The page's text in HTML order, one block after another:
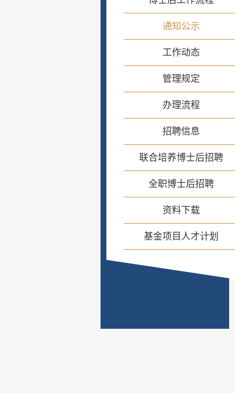
通知公示
工作动态
管理规定
办理流程
招聘信息
联合培养博士后招聘
全职博士后招聘
资料下载
基金项目人才计划